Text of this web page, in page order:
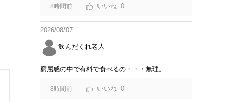
8時間前 0
2026/08/07
飲んだくれ老人
窮屈感の中で有料で食べるの・・・無理。
8時間前 0